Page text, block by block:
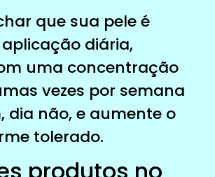
que sua pele é
diária,
uma concentração
vezes por semana
dia não, e aumente o
tolerado.